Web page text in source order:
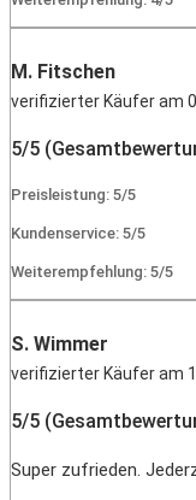
M. Fitschen
verifizierter Käufer am
5/5
Preisleistung: 5/5
Kundenservice: 5/5
Weiterempfehlung: 5/5
S. Wimmer
verifizierter Käufer am
5/5
Super zufrieden.